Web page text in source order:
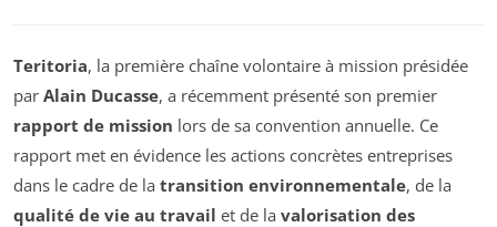
Teritoria, la première chaîne volontaire à mission présidée
par Alain Ducasse, a récemment présenté son premier
rapport de mission lors de sa convention annuelle. Ce
rapport met en évidence les actions concrètes entreprises
dans le cadre de la transition environnementale, de la
qualité de vie au travail et de la valorisation des